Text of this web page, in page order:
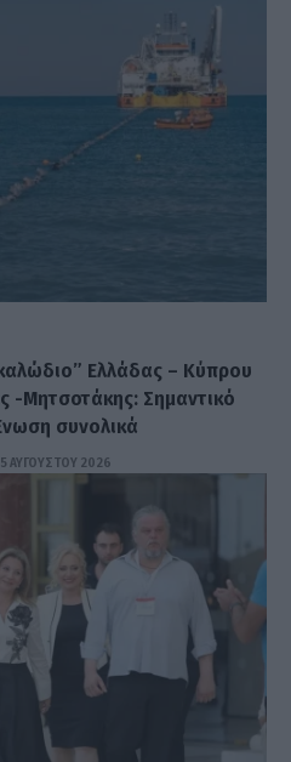
Ελλάδας – Κύπρου
-Μητσοτάκης: Σημαντικό
συνολικά
5 ΑΥΓΟΎΣΤΟΥ 2026